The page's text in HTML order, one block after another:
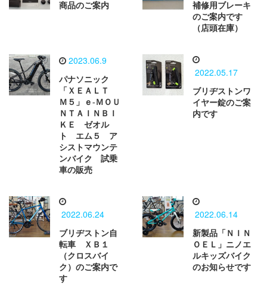
商品のご案内
補修用ブレーキ
のご案内です
（店頭在庫）
2023.06.9
パナソニック
「ＸＥＡＬＴ
Ｍ５」ｅ-ＭＯＵ
ＮＴＡＩＮＢＩ
ＫＥ ゼオル
ト エム５ ア
シストマウンテ
ンバイク 試乗
車の販売
2022.05.17
ブリヂストンワ
イヤー錠のご案
内です
2022.06.24
ブリヂストン自
転車 ＸＢ１
（クロスバイ
ク）のご案内で
す
2022.06.14
新製品「ＮＩＮ
ＯＥＬ」ニノエ
ルキッズバイク
のお知らせです